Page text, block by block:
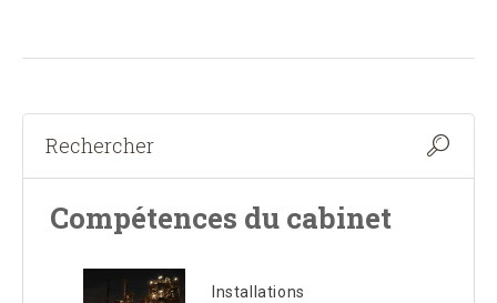
Compétences du cabinet
Installations